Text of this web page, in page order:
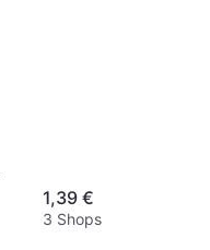
1,39 €
3 Shops